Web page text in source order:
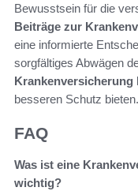
Bewusstsein für die
Beiträge zur
eine informierte
sorgfältiges Abwägen
Krankenversicherung
besseren Schutz bieten.
FAQ
Was ist eine
wichtig?